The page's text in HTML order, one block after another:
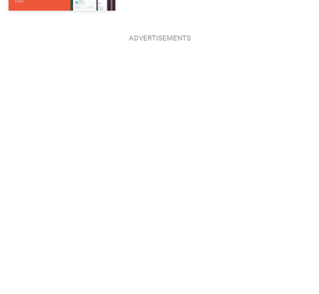
ADVERTISEMENTS